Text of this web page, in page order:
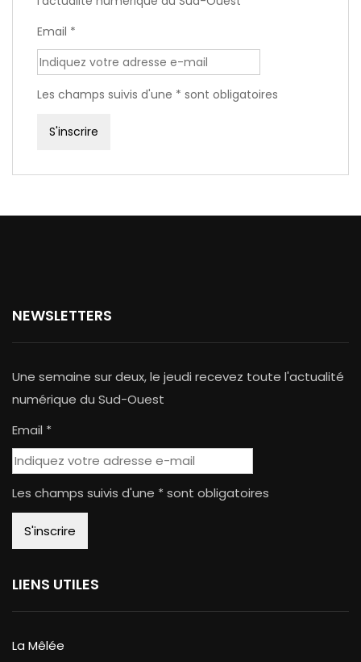
Email *
Les champs suivis d'une * sont obligatoires
NEWSLETTERS
Une semaine sur deux, le jeudi recevez toute l'actualité
numérique du Sud-Ouest
Email *
Les champs suivis d'une * sont obligatoires
LIENS UTILES
La Mêlée